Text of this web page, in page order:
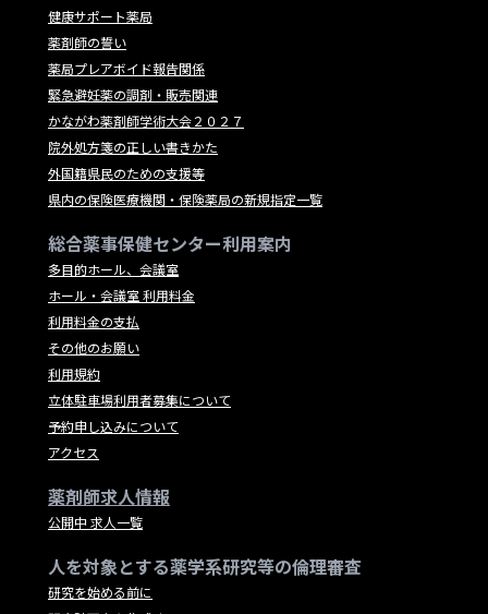
健康サポート薬局
薬剤師の誓い
薬局プレアボイド報告関係
緊急避妊薬の調剤・販売関連
かながわ薬剤師学術大会２０２７
院外処方箋の正しい書きかた
外国籍県民のための支援等
県内の保険医療機関・保険薬局の新規指定一覧
総合薬事保健センター利用案内
多目的ホール、会議室
ホール・会議室 利用料金
利用料金の支払
その他のお願い
利用規約
立体駐車場利用者募集について
予約申し込みについて
アクセス
薬剤師求人情報
公開中 求人一覧
人を対象とする薬学系研究等の倫理審査
研究を始める前に